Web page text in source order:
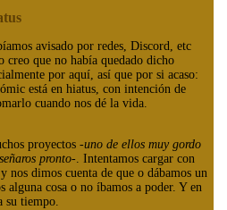
avisado por redes, Discord, etc
creo que no había quedado dicho
por aquí, así que por si acaso:
está en hiatus, con intención de
cuando nos dé la vida.
proyectos -uno de ellos muy gordo
pronto-. Intentamos cargar con
nos dimos cuenta de que o dábamos un
alguna cosa o no íbamos a poder. Y en
su tiempo.